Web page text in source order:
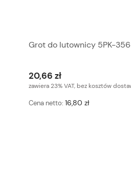
Grot do lutownicy 5PK-
20,66 zł
zawiera 23% VAT, bez kosztów
Cena netto: 16,80 zł